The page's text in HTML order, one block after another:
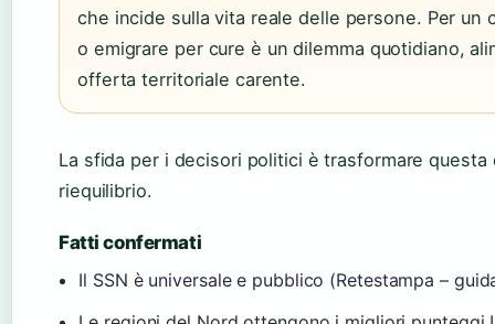
che incide sulla vita reale delle persone. Per
o emigrare per cure è un dilemma quotidiano,
offerta territoriale carente.
La sfida per i decisori politici è trasformare questa
riequilibrio.
Fatti confermati
Il SSN è universale e pubblico (Retestampa –